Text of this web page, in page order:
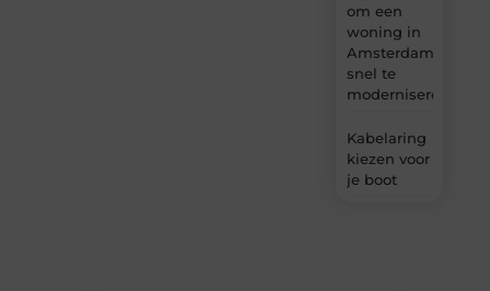
om een
woning in
Amsterdam
snel te
moderniseren
Kabelaring
kiezen voor
je boot